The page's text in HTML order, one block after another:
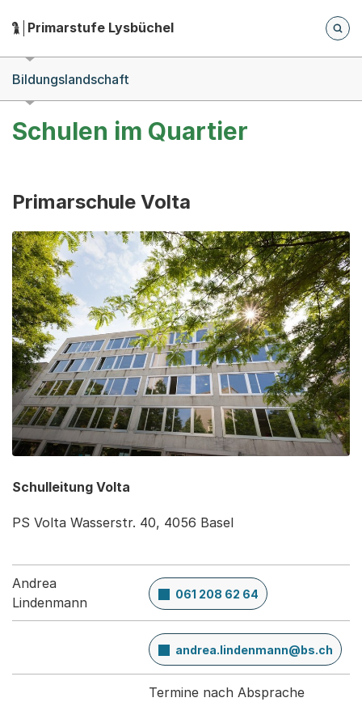
Hauptnavigation
Herausgeber:
Primarstufe Lysbüchel
Breadcrumb-Navigation
Bildungslandschaft
Schulen im Quartier
Primarschule Volta
Schulleitung Volta
PS Volta Wasserstr. 40, 4056 Basel
Andrea
Lindenmann
061 208 62 64
andrea.lindenmann@bs.ch
Termine nach Absprache